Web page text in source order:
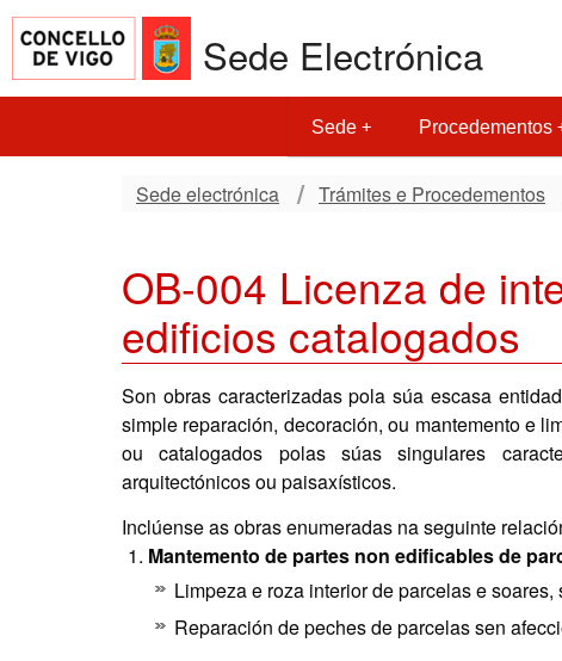
Sede Electrónica
Sede Procedementos
Sede electrónica Trámites e Procedementos
OB-004 Licenza de
edificios catalogados
Son obras caracterizadas pola súa escasa
simple reparación, decoración, ou mantemento e
ou catalogados polas súas singulares
arquitectónicos ou paisaxísticos.
Inclúense as obras enumeradas na seguinte
Mantemento de partes non edificables de
Limpeza e roza interior de parcelas e
Reparación de peches de parcelas sen